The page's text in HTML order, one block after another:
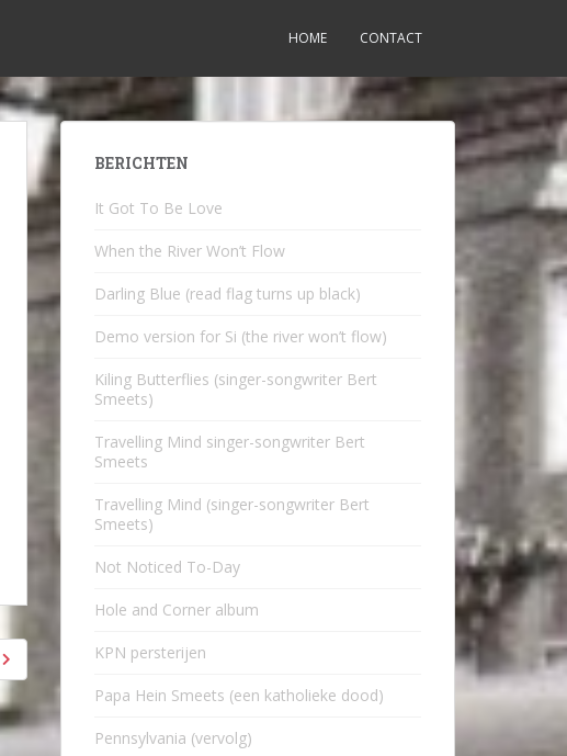
HOME CONTACT
BERICHTEN
It Got To Be Love
When the River Won’t Flow
Darling Blue (read flag turns up black)
Demo version for Si (the river won’t flow)
Kiling Butterflies (singer-songwriter Bert
Smeets)
Travelling Mind singer-songwriter Bert
Smeets
Travelling Mind (singer-songwriter Bert
Smeets)
Not Noticed To-Day
Hole and Corner album
KPN persterijen
Papa Hein Smeets (een katholieke dood)
Pennsylvania (vervolg)